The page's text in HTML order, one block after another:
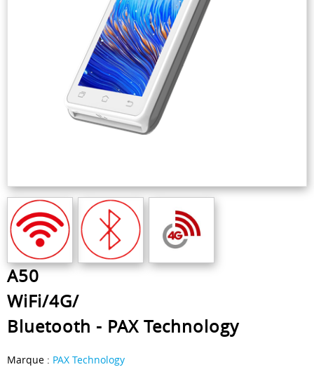
A50
WiFi/4G/
Bluetooth - PAX Technology
Marque : PAX Technology